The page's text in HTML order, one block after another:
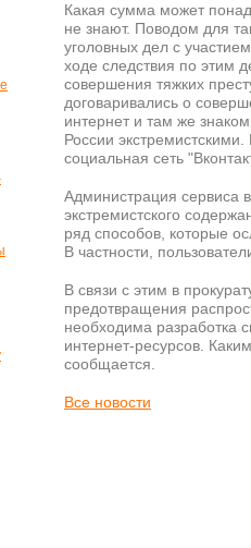
Какая сумма может
не знают. Поводом для
уголовных дел с
ходе следствия по этим
совершения тяжких
договаривались о
интернет и там же
России
социальная сеть
Администрация сервиса
экстремистского
ряд способов, которые
В частности,
В связи с этим в
предотвращения
необходима разработка
интернет-ресурсов.
сообщается.
Все новости